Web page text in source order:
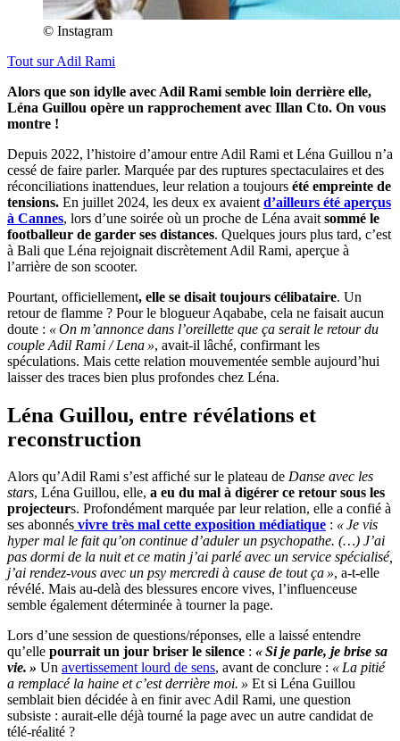
© Instagram
Tout surAdil Rami
Alors que son idylle avec Adil Rami semble loin derrière elle,
Léna Guillou opère un rapprochement avec Illan Cto. On vous
montre !
Depuis 2022, l’histoire d’amour entre Adil Rami et Léna Guillou n’a
cessé de faire parler. Marquée par des ruptures spectaculaires et des
réconciliations inattendues, leur relation a toujours été empreinte de
tensions. En juillet 2024, les deux ex avaient d’ailleurs été aperçus
à Cannes, lors d’une soirée où un proche de Léna avait sommé le
footballeur de garder ses distances. Quelques jours plus tard, c’est
à Bali que Léna rejoignait discrètement Adil Rami, aperçue à
l’arrière de son scooter.
Pourtant, officiellement, elle se disait toujours célibataire. Un
retour de flamme ? Pour le blogueur Aqababe, cela ne faisait aucun
doute : « On m’annonce dans l’oreillette que ça serait le retour du
couple Adil Rami / Lena », avait-il lâché, confirmant les
spéculations. Mais cette relation mouvementée semble aujourd’hui
laisser des traces bien plus profondes chez Léna.
Léna Guillou, entre révélations et
reconstruction
Alors qu’Adil Rami s’est affiché sur le plateau de Danse avec les
stars, Léna Guillou, elle, a eu du mal à digérer ce retour sous les
projecteurs. Profondément marquée par leur relation, elle a confié à
ses abonnés vivre très mal cette exposition médiatique : « Je vis
hyper mal le fait qu’on continue d’aduler un psychopathe. (…) J’ai
pas dormi de la nuit et ce matin j’ai parlé avec un service spécialisé,
j’ai rendez-vous avec un psy mercredi à cause de tout ça », a-t-elle
révélé. Mais au-delà des blessures encore vives, l’influenceuse
semble également déterminée à tourner la page.
Lors d’une session de questions/réponses, elle a laissé entendre
qu’elle pourrait un jour briser le silence : « Si je parle, je brise sa
vie. » Un avertissement lourd de sens, avant de conclure : « La pitié
a remplacé la haine et c’est derrière moi. » Et si Léna Guillou
semblait bien décidée à en finir avec Adil Rami, une question
subsiste : aurait-elle déjà tourné la page avec un autre candidat de
télé-réalité ?